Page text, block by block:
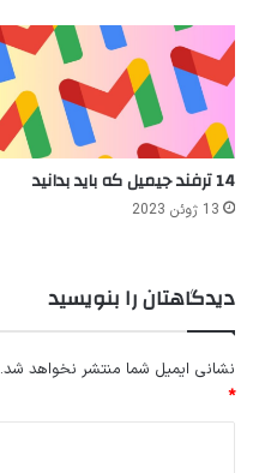
14 ترفند جیمیل که باید بدانید
13 ژوئن 2023
دیدگاهتان را بنویسید
نشانی ایمیل شما منتشر نخواهد شد.
*